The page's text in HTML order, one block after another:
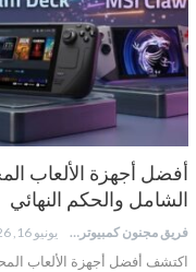
الشامل والحكم النهائي
فريق مجنون كمبيوتر يونيو 16, 2026